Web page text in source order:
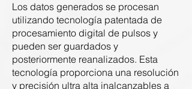
​Los datos generados se procesan
utilizando tecnología patentada de
procesamiento digital de pulsos y
pueden ser guardados y
posteriormente reanalizados. Esta
tecnología proporciona una resolución
y precisión ultra alta inalcanzables a